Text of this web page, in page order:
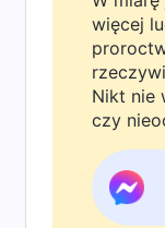
więcej
Nikt nie
czy
naszej